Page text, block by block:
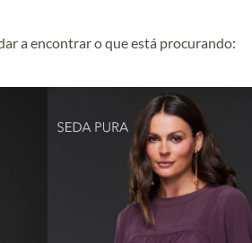
a encontrar o que está procurando: